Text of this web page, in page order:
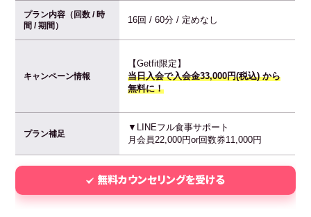
プラン内容（回数 / 時
間 / 期間）
16回 / 60分 / 定めなし
キャンペーン情報
【Getfit限定】
当日入会で入会金33,000円(税込) から
無料に！
プラン補足
▼LINEフル食事サポート
月会員22,000円or回数券11,000円
無料カウンセリングを受ける